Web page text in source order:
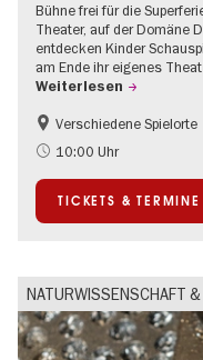
Bühne frei für die
Theater, auf der Domäne
entdecken Kinder
am Ende ihr eigenes
Weiterlesen
Kinder
Kultursommer
Zeitgenössische Kunst
Verschiedene Spielorte
10:00 Uhr
TICKETS & TERMINE
NATURWISSENSCHAFT